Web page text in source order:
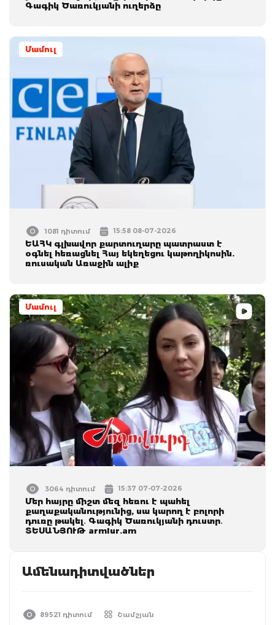
Գագիկ Ծառուկյանի ուղերձը
Մամուլ
1081 դիտում 15:58 08-07-2026
ԵԱՀԿ գլխավոր քարտուղարը պատրաստ է
օգնել հեռացնել Հայ եկեղեցու կաթողիկոսին.
ռուսական Առաջին ալիք
Մամուլ
3064 դիտում 15:37 07-07-2026
Մեր հայրը միշտ մեզ հեռու է պահել
քաղաքականությունից, սա կարող է բոլորի
դուռը թակել․ Գագիկ Ծառուկյանի դուստր․
ՏԵՍԱՆՅՈՒԹ armlur.am
Ամենադիտվածներ
89521 դիտում Շամշյան